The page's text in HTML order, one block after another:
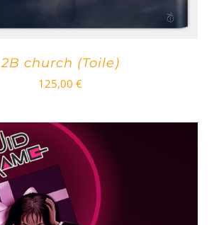
2B church (Toile)
125,00 €